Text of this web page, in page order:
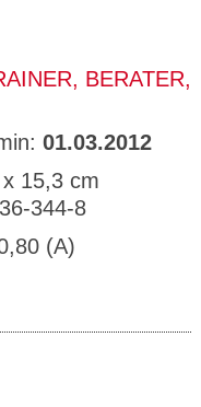
BERATER,
01.03.2012
15,3 cm
344-8
(A)